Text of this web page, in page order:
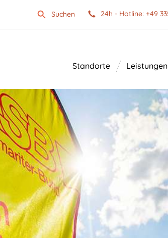
Suchen 24h - Hotline: +49
Standorte Leistungen